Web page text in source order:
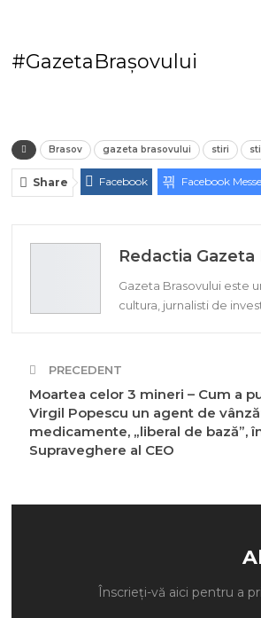
#GazetaBrașovului
Brasov gazeta brasovului stiri
Share Facebook Facebook
Redactia Gazeta
Gazeta Brasovului este
cultura, jurnalisti de
PRECEDENT
Moartea celor 3 mineri – Cum a
Virgil Popescu un agent de
medicamente, „liberal de bază”,
Supraveghere al CEO
Înscrieți-vă aici pentru a